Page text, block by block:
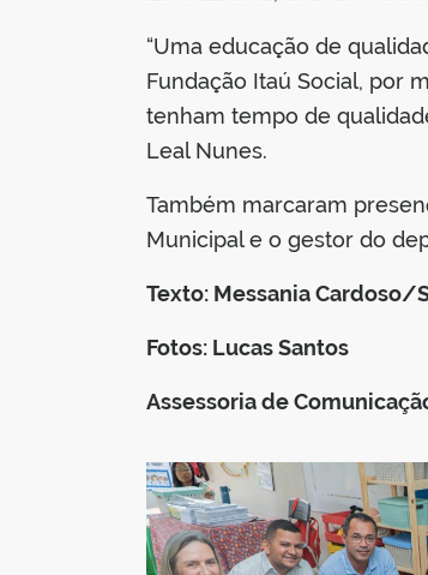
“Uma educação de
Fundação Itaú Social, por
tenham tempo de
Leal Nunes.
Também marcaram
Municipal e o gestor do
Texto: Messania Cardoso/
Fotos: Lucas Santos
Assessoria de